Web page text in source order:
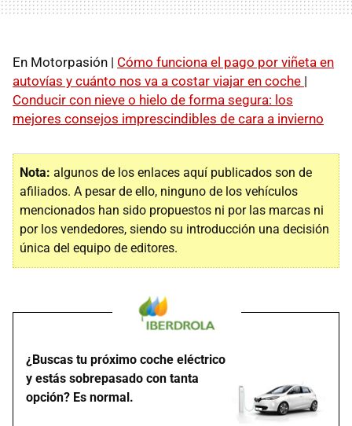
En Motorpasión | Cómo funciona el pago por viñeta en
autovías y cuánto nos va a costar viajar en coche |
Conducir con nieve o hielo de forma segura: los
mejores consejos imprescindibles de cara a invierno
Nota: algunos de los enlaces aquí publicados son de
afiliados. A pesar de ello, ninguno de los vehículos
mencionados han sido propuestos ni por las marcas ni
por los vendedores, siendo su introducción una decisión
única del equipo de editores.
¿Buscas tu próximo coche eléctrico
y estás sobrepasado con tanta
opción? Es normal.